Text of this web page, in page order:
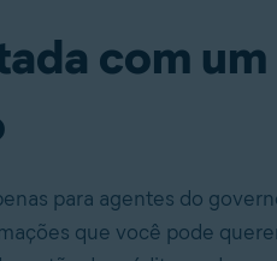
com um
para agentes do
que você pode